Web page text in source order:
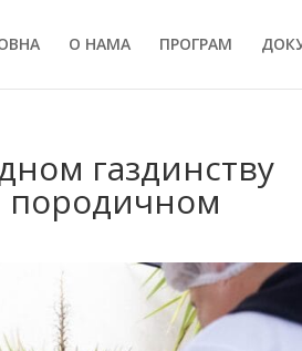
О НАМА ПРОГРАМ
газдинству
породичном